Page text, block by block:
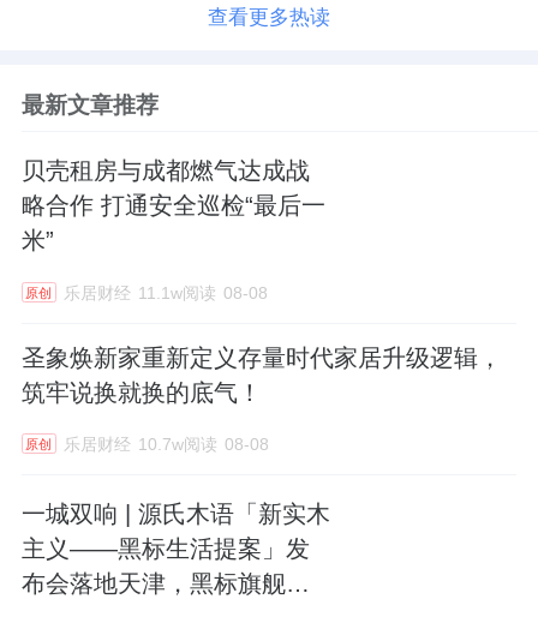
查看更多热读
最新文章推荐
贝壳租房与成都燃气达成战
略合作 打通安全巡检“最后一
米”
原创 乐居财经 11.1w阅读 08-08
圣象焕新家重新定义存量时代家居升级逻辑，
筑牢说换就换的底气！
原创 乐居财经 10.7w阅读 08-08
一城双响 | 源氏木语「新实木
主义——黑标生活提案」发
布会落地天津，黑标旗舰店